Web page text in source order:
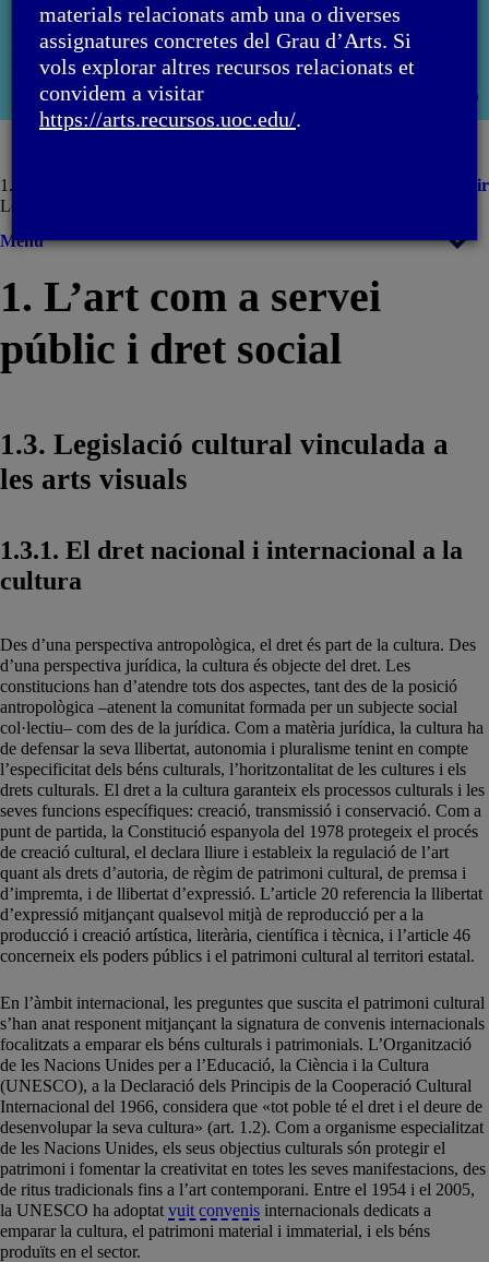
PID_00283059
Primera edició: febrer 2022
1. L’art com a servei públic i dret social / 1.3.
Legislació cultural vinculada a les arts visuals
Imprimir
Menú
1. L’art com a servei
públic i dret social
1.3. Legislació cultural vinculada a
les arts visuals
1.3.1. El dret nacional i internacional a la
cultura
Des d’una perspectiva antropològica, el dret és part de la cultura. Des
d’una perspectiva jurídica, la cultura és objecte del dret. Les
constitucions han d’atendre tots dos aspectes, tant des de la posició
antropològica –atenent la comunitat formada per un subjecte social
col·lectiu– com des de la jurídica. Com a matèria jurídica, la cultura ha
de defensar la seva llibertat, autonomia i pluralisme tenint en compte
l’especificitat dels béns culturals, l’horitzontalitat de les cultures i els
drets culturals. El dret a la cultura garanteix els processos culturals i les
seves funcions específiques: creació, transmissió i conservació. Com a
punt de partida, la Constitució espanyola del 1978 protegeix el procés
de creació cultural, el declara lliure i estableix la regulació de l’art
quant als drets d’autoria, de règim de patrimoni cultural, de premsa i
d’impremta, i de llibertat d’expressió. L’article 20 referencia la llibertat
d’expressió mitjançant qualsevol mitjà de reproducció per a la
producció i creació artística, literària, científica i tècnica, i l’article 46
concerneix els poders públics i el patrimoni cultural al territori estatal.
En l’àmbit internacional, les preguntes que suscita el patrimoni cultural
s’han anat responent mitjançant la signatura de convenis internacionals
focalitzats a emparar els béns culturals i patrimonials. L’Organització
de les Nacions Unides per a l’Educació, la Ciència i la Cultura
(UNESCO), a la Declaració dels Principis de la Cooperació Cultural
Internacional del 1966, considera que «tot poble té el dret i el deure de
desenvolupar la seva cultura» (art. 1.2). Com a organisme especialitzat
de les Nacions Unides, els seus objectius culturals són protegir el
patrimoni i fomentar la creativitat en totes les seves manifestacions, des
de ritus tradicionals fins a l’art contemporani. Entre el 1954 i el 2005,
la UNESCO ha adoptat vuit convenis internacionals dedicats a
emparar la cultura, el patrimoni material i immaterial, i els béns
produïts en el sector.
materials relacionats amb una o diverses
assignatures concretes del Grau d’Arts. Si
vols explorar altres recursos relacionats et
convidem a visitar
https://arts.recursos.uoc.edu/.